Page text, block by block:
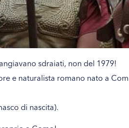
sdraiati, non del 1979!
e naturalista romano nato a
di nascita).